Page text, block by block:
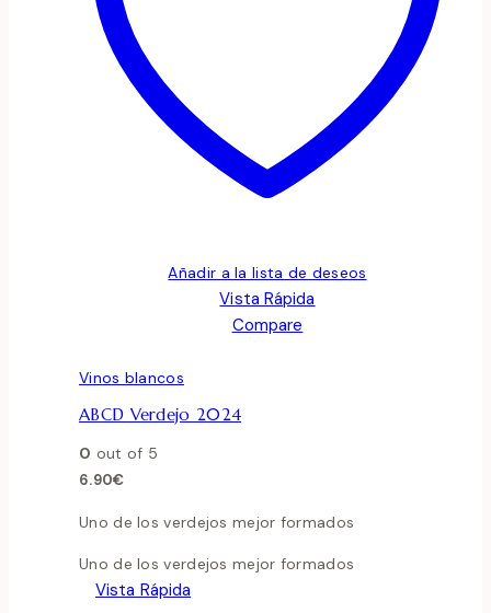
Añadir a la lista de deseos
Vista Rápida
Compare
Vinos blancos
ABCD Verdejo 2024
0 out of 5
6.90€
Uno de los verdejos mejor formados
Uno de los verdejos mejor formados
Vista Rápida